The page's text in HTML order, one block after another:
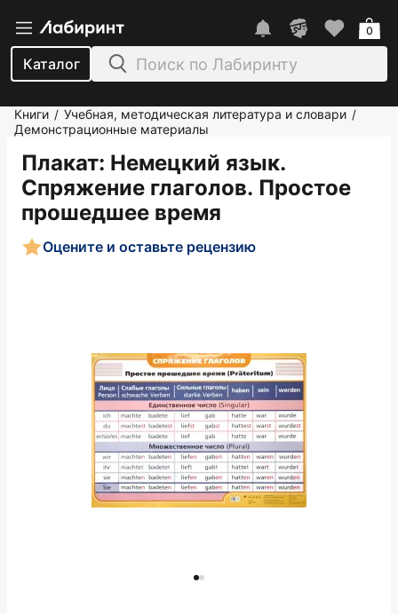
Каталог
0
Книги / Учебная, методическая литература и словари /
Демонстрационные материалы
Плакат: Немецкий язык.
Спряжение глаголов. Простое
прошедшее время
Оцените и оставьте рецензию